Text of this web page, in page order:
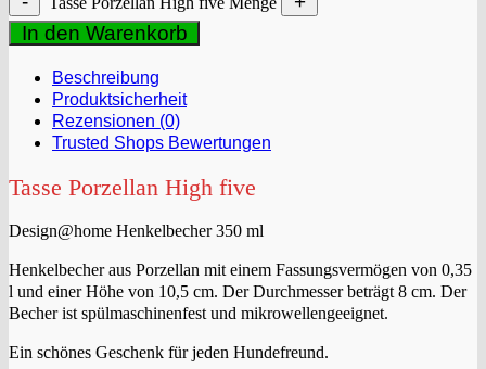
In den Warenkorb
Beschreibung
Produktsicherheit
Rezensionen (0)
Trusted Shops Bewertungen
Tasse Porzellan High five
Design@home Henkelbecher 350 ml
Henkelbecher aus Porzellan mit einem Fassungsvermögen von 0,35
l und einer Höhe von 10,5 cm. Der Durchmesser beträgt 8 cm. Der
Becher ist spülmaschinenfest und mikrowellengeeignet.
Ein schönes Geschenk für jeden Hundefreund.